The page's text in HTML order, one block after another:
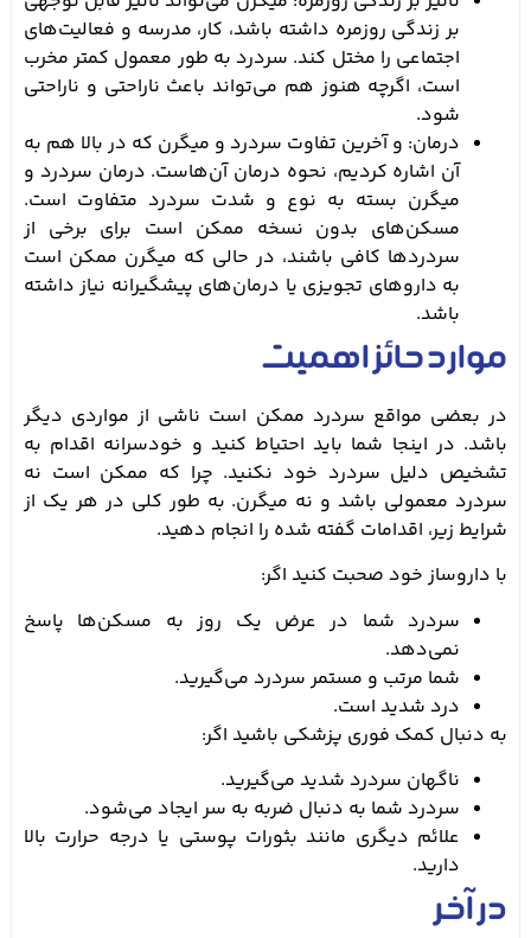
بر زندگی روزمره داشته باشد، کار، مدرسه و فعالیت‌های
اجتماعی را مختل کند. سردرد به طور معمول کمتر مخرب
است، اگرچه هنوز هم می‌تواند باعث ناراحتی و ناراحتی
شود.
درمان: و آخرین تفاوت سردرد و میگرن که در بالا هم به
آن اشاره کردیم، نحوه درمان آن‌هاست. درمان سردرد و
میگرن بسته به نوع و شدت سردرد متفاوت است.
مسکن‌های بدون نسخه ممکن است برای برخی از
سردردها کافی باشند، در حالی که میگرن ممکن است
به داروهای تجویزی یا درمان‌های پیشگیرانه نیاز داشته
باشد.
موارد حائز اهمیت
در بعضی مواقع سردرد ممکن است ناشی از مواردی دیگر
باشد. در اینجا شما باید احتیاط کنید و خودسرانه اقدام به
تشخیص دلیل سردرد خود نکنید. چرا که ممکن است نه
سردرد معمولی باشد و نه میگرن. به طور کلی در هر یک از
شرایط زیر، اقدامات گفته شده را انجام دهید.
با داروساز خود صحبت کنید اگر:
سردرد شما در عرض یک روز به مسکن‌ها پاسخ
نمی‌دهد.
شما مرتب و مستمر سردرد می‌گیرید.
درد شدید است.
به دنبال کمک فوری پزشکی باشید اگر:
ناگهان سردرد شدید می‌گیرید.
سردرد شما به دنبال ضربه به سر ایجاد می‌شود.
علائم دیگری مانند بثورات پوستی یا درجه حرارت بالا
دارید.
در آخر